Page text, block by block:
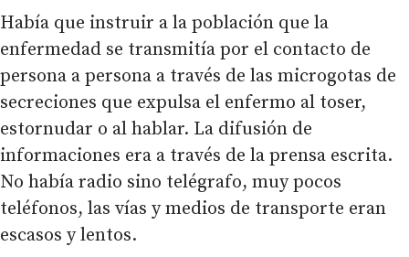
Había que instruir a la población que la
enfermedad se transmitía por el contacto de
persona a persona a través de las microgotas de
secreciones que expulsa el enfermo al toser,
estornudar o al hablar. La difusión de
informaciones era a través de la prensa escrita.
No había radio sino telégrafo, muy pocos
teléfonos, las vías y medios de transporte eran
escasos y lentos.